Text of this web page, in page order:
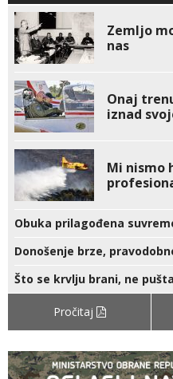
Zemljo
nas
Onaj
iznad
Mi nismo
Obuka prilagođena
Donošenje brze,
Što se krvlju brani, ne
Pročitaj